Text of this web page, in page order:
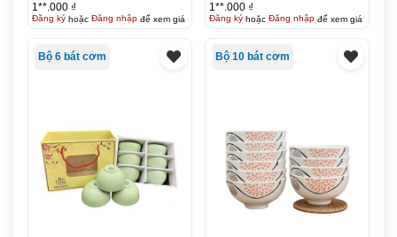
1**.000 ₫
Đăng kýhoặc Đăng nhậpđể xem giá
1**.000 ₫
Đăng kýhoặc Đăng nhậpđể xem giá
Bộ 6 bát cơm Bộ 10 bát cơm